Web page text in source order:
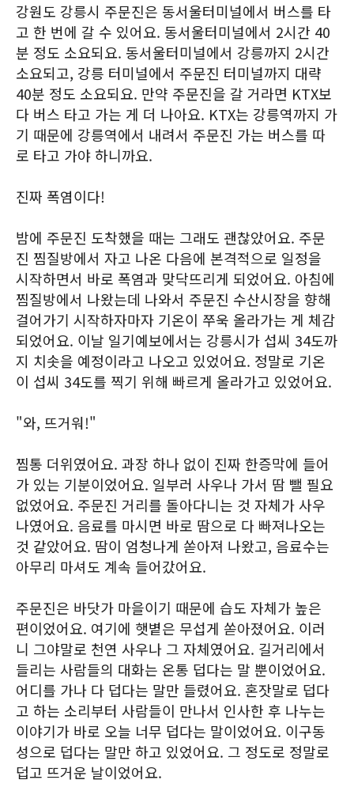
강원도 강릉시 주문진은 동서울터미널에서 버스를 타
고 한 번에 갈 수 있어요. 동서울터미널에서 2시간 40
분 정도 소요되요. 동서울터미널에서 강릉까지 2시간
소요되고, 강릉 터미널에서 주문진 터미널까지 대략
40분 정도 소요되요. 만약 주문진을 갈 거라면 KTX보
다 버스 타고 가는 게 더 나아요. KTX는 강릉역까지 가
기 때문에 강릉역에서 내려서 주문진 가는 버스를 따
로 타고 가야 하니까요.
진짜 폭염이다!
밤에 주문진 도착했을 때는 그래도 괜찮았어요. 주문
진 찜질방에서 자고 나온 다음에 본격적으로 일정을
시작하면서 바로 폭염과 맞닥뜨리게 되었어요. 아침에
찜질방에서 나왔는데 나와서 주문진 수산시장을 향해
걸어가기 시작하자마자 기온이 쭈욱 올라가는 게 체감
되었어요. 이날 일기예보에서는 강릉시가 섭씨 34도까
지 치솟을 예정이라고 나오고 있었어요. 정말로 기온
이 섭씨 34도를 찍기 위해 빠르게 올라가고 있었어요.
"와, 뜨거워!"
찜통 더위였어요. 과장 하나 없이 진짜 한증막에 들어
가 있는 기분이었어요. 일부러 사우나 가서 땀 뺄 필요
없었어요. 주문진 거리를 돌아다니는 것 자체가 사우
나였어요. 음료를 마시면 바로 땀으로 다 빠져나오는
것 같았어요. 땀이 엄청나게 쏟아져 나왔고, 음료수는
아무리 마셔도 계속 들어갔어요.
주문진은 바닷가 마을이기 때문에 습도 자체가 높은
편이었어요. 여기에 햇볕은 무섭게 쏟아졌어요. 이러
니 그야말로 천연 사우나 그 자체였어요. 길거리에서
들리는 사람들의 대화는 온통 덥다는 말 뿐이었어요.
어디를 가나 다 덥다는 말만 들렸어요. 혼잣말로 덥다
고 하는 소리부터 사람들이 만나서 인사한 후 나누는
이야기가 바로 오늘 너무 덥다는 말이었어요. 이구동
성으로 덥다는 말만 하고 있었어요. 그 정도로 정말로
덥고 뜨거운 날이었어요.